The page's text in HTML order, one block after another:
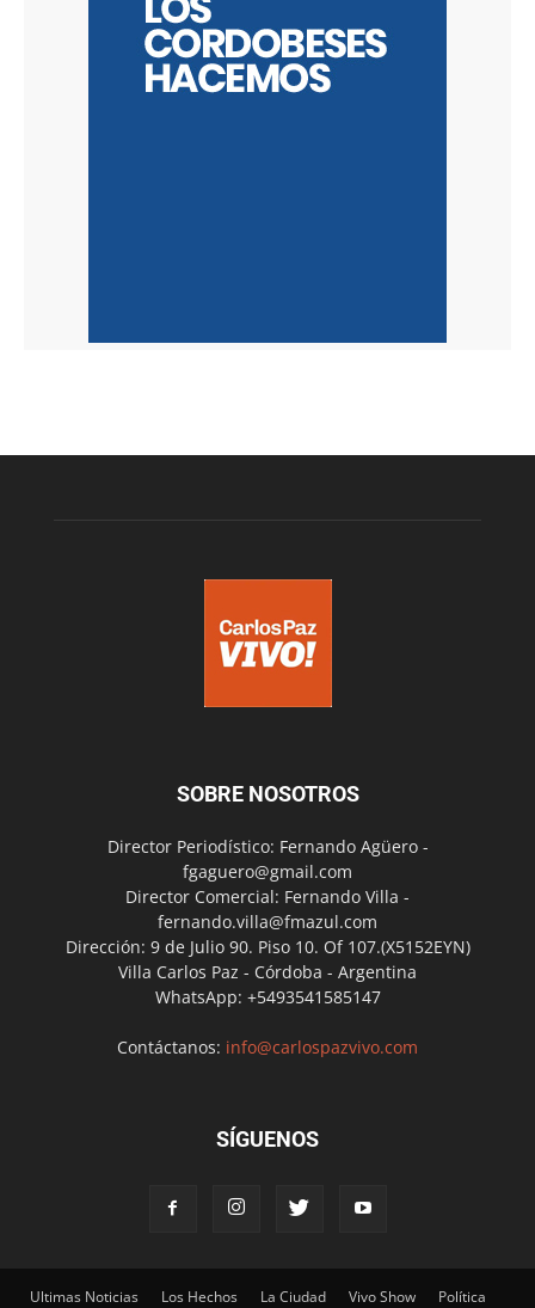
SOBRE NOSOTROS
Director Periodístico: Fernando Agüero -
fgaguero@gmail.com
Director Comercial: Fernando Villa -
fernando.villa@fmazul.com
Dirección: 9 de Julio 90. Piso 10. Of 107.(X5152EYN)
Villa Carlos Paz - Córdoba - Argentina
WhatsApp: +5493541585147
Contáctanos: info@carlospazvivo.com
SÍGUENOS
Ultimas Noticias Los Hechos La Ciudad Vivo Show Política